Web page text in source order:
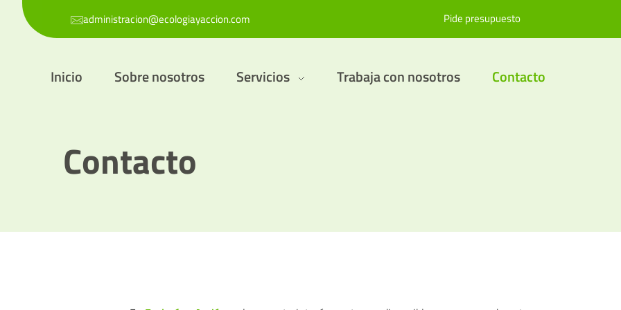
administracion@ecologiayaccion.com Pide presupuesto
Inicio Sobre nosotros Servicios Trabaja con nosotros Contacto
Contacto